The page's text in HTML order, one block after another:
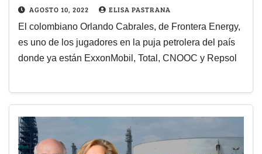
AGOSTO 10, 2022 ELISA PASTRANA
El colombiano Orlando Cabrales, de Frontera Energy,
es uno de los jugadores en la puja petrolera del país
donde ya están ExxonMobil, Total, CNOOC y Repsol